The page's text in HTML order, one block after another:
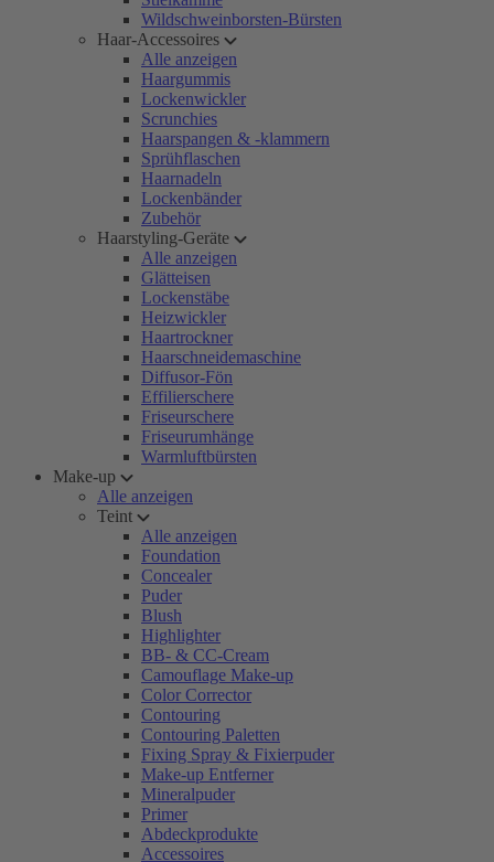
Wildschweinborsten-Bürsten
Haar-Accessoires
Alle anzeigen
Haargummis
Lockenwickler
Scrunchies
Haarspangen & -klammern
Sprühflaschen
Haarnadeln
Lockenbänder
Zubehör
Haarstyling-Geräte
Alle anzeigen
Glätteisen
Lockenstäbe
Heizwickler
Haartrockner
Haarschneidemaschine
Diffusor-Fön
Effilierschere
Friseurschere
Friseurumhänge
Warmluftbürsten
Make-up
Alle anzeigen
Teint
Alle anzeigen
Foundation
Concealer
Puder
Blush
Highlighter
BB- & CC-Cream
Camouflage Make-up
Color Corrector
Contouring
Contouring Paletten
Fixing Spray & Fixierpuder
Make-up Entferner
Mineralpuder
Primer
Abdeckprodukte
Accessoires